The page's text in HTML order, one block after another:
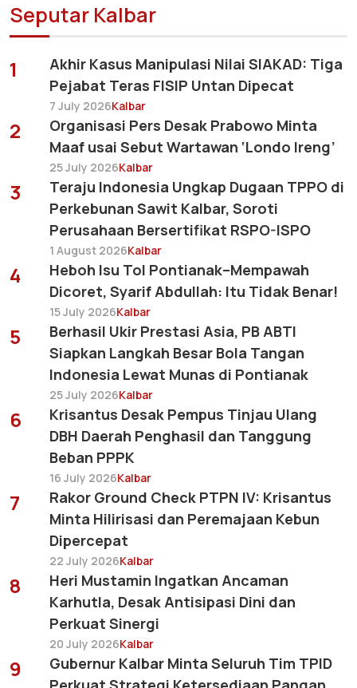
Seputar Kalbar
1
Akhir Kasus Manipulasi Nilai SIAKAD: Tiga
Pejabat Teras FISIP Untan Dipecat
7 July 2026Kalbar
2
Organisasi Pers Desak Prabowo Minta
Maaf usai Sebut Wartawan ‘Londo Ireng’
25 July 2026Kalbar
3
Teraju Indonesia Ungkap Dugaan TPPO di
Perkebunan Sawit Kalbar, Soroti
Perusahaan Bersertifikat RSPO-ISPO
1 August 2026Kalbar
4
Heboh Isu Tol Pontianak–Mempawah
Dicoret, Syarif Abdullah: Itu Tidak Benar!
15 July 2026Kalbar
5
Berhasil Ukir Prestasi Asia, PB ABTI
Siapkan Langkah Besar Bola Tangan
Indonesia Lewat Munas di Pontianak
25 July 2026Kalbar
6
Krisantus Desak Pempus Tinjau Ulang
DBH Daerah Penghasil dan Tanggung
Beban PPPK
16 July 2026Kalbar
7
Rakor Ground Check PTPN IV: Krisantus
Minta Hilirisasi dan Peremajaan Kebun
Dipercepat
22 July 2026Kalbar
8
Heri Mustamin Ingatkan Ancaman
Karhutla, Desak Antisipasi Dini dan
Perkuat Sinergi
20 July 2026Kalbar
9
Gubernur Kalbar Minta Seluruh Tim TPID